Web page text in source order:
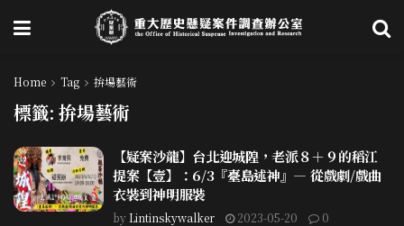
Home Tag 拚場藝術
標籤:拚場藝術
【疑案沙龍】台北迎城隍，老派８＋９的稻江
提案【壹】：6/3『臺島述神』— 從戲劇/戲曲
衣裝到神明服裝
byLintinskywalker 2023-05-20 0